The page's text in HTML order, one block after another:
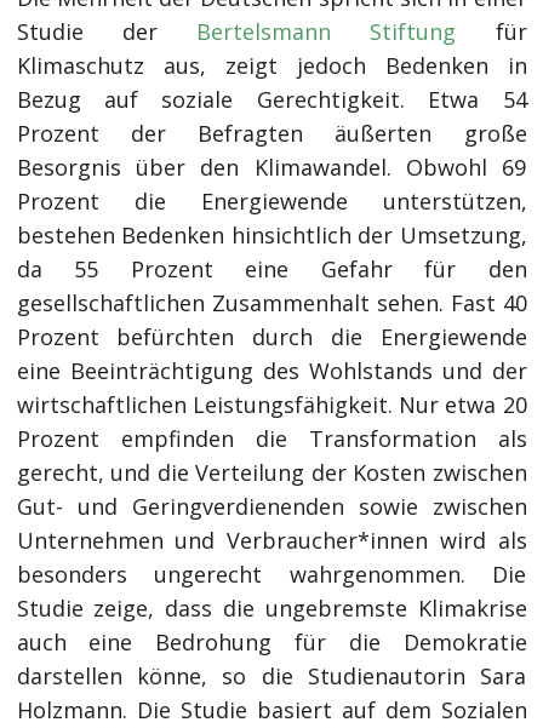
Studie der Bertelsmann Stiftung für
Klimaschutz aus, zeigt jedoch Bedenken in
Bezug auf soziale Gerechtigkeit. Etwa 54
Prozent der Befragten äußerten große
Besorgnis über den Klimawandel. Obwohl 69
Prozent die Energiewende unterstützen,
bestehen Bedenken hinsichtlich der Umsetzung,
da 55 Prozent eine Gefahr für den
gesellschaftlichen Zusammenhalt sehen. Fast 40
Prozent befürchten durch die Energiewende
eine Beeinträchtigung des Wohlstands und der
wirtschaftlichen Leistungsfähigkeit. Nur etwa 20
Prozent empfinden die Transformation als
gerecht, und die Verteilung der Kosten zwischen
Gut- und Geringverdienenden sowie zwischen
Unternehmen und Verbraucher*innen wird als
besonders ungerecht wahrgenommen. Die
Studie zeige, dass die ungebremste Klimakrise
auch eine Bedrohung für die Demokratie
darstellen könne, so die Studienautorin Sara
Holzmann. Die Studie basiert auf dem Sozialen